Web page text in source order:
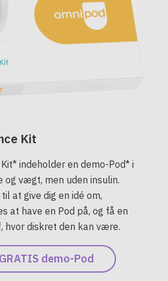
Kit
indeholder en demo-Pod* i
vægt, men uden insulin.
at give dig en idé om,
at have en Pod på, og få en
hvor diskret den kan være.
demo-Pod